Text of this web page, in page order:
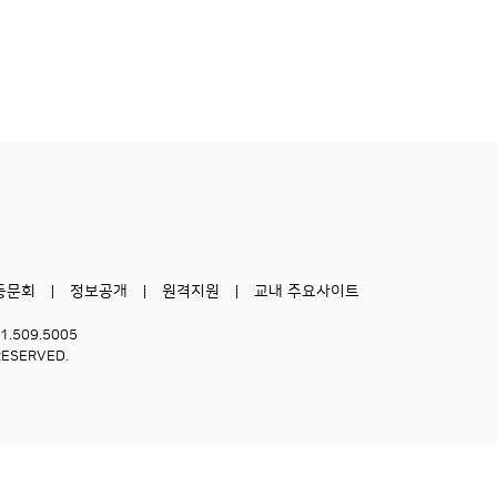
문회 정보공개 원격지원 교내 주요사이트